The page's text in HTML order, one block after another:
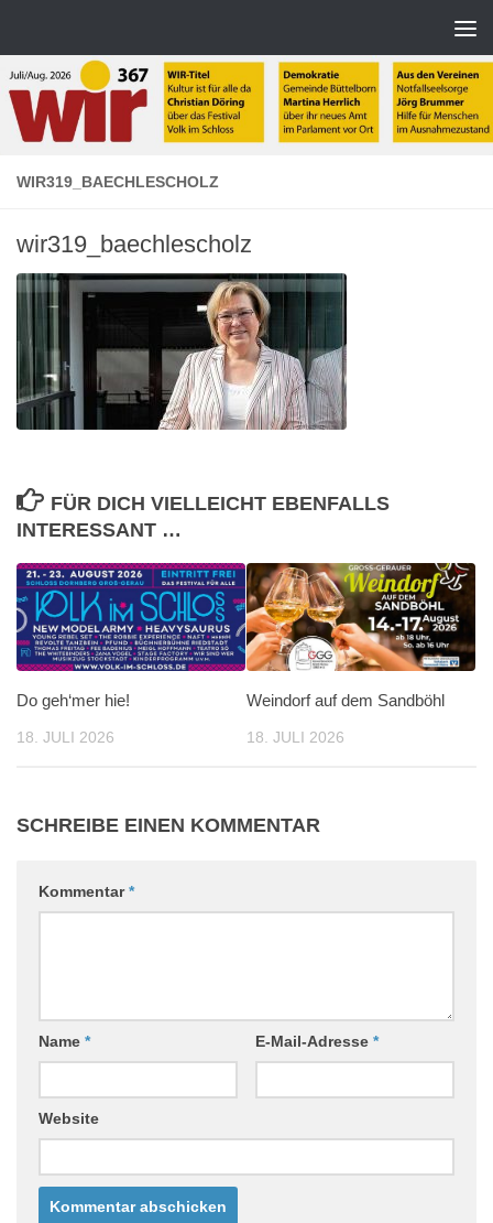
WIR319_BAECHLESCHOLZ
wir319_baechlescholz
FÜR DICH VIELLEICHT EBENFALLS
INTERESSANT …
Do geh‘mer hie!
18. JULI 2026
Weindorf auf dem Sandböhl
18. JULI 2026
SCHREIBE EINEN KOMMENTAR
Kommentar*
Name * E-Mail-Adresse *
Website